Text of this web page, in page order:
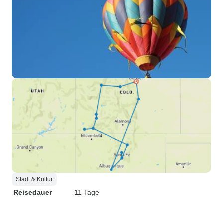
Stadt & Kultur
Reisedauer
11 Tage